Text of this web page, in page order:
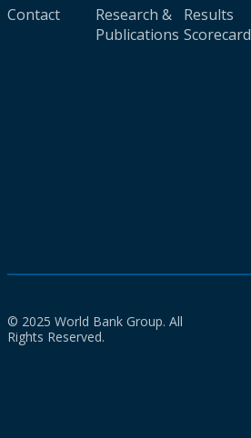
Contact
Research &
Publications
Results
Scorecard
© 2025 World Bank Group. All
Rights Reserved.